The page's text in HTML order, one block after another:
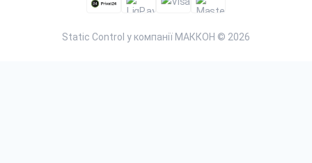
Static Control у компанії МАККОН © 2026